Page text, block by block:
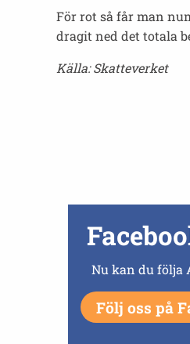
För rot så får man
dragit ned det totala
Källa: Skatteverket
Nu kan du följa
Följ oss på